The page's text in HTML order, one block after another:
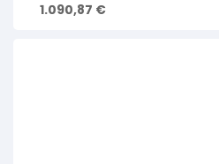
1.090,87 €